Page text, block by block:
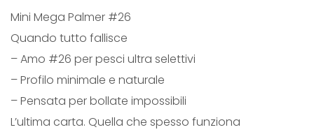
A
P
A
L
M
E
Mini Mega Palmer #26
Quando tutto fallisce
– Amo #26 per pesci ultra selettivi
– Profilo minimale e naturale
– Pensata per bollate impossibili
L’ultima carta. Quella che spesso funziona